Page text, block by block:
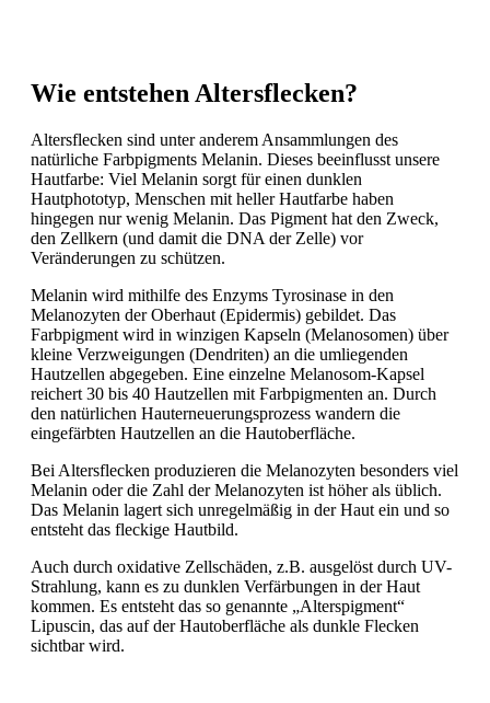
Wie entstehen Altersflecken?
Altersflecken sind unter anderem Ansammlungen des
natürliche Farbpigments Melanin. Dieses beeinflusst unsere
Hautfarbe: Viel Melanin sorgt für einen dunklen
Hautphototyp, Menschen mit heller Hautfarbe haben
hingegen nur wenig Melanin. Das Pigment hat den Zweck,
den Zellkern (und damit die DNA der Zelle) vor
Veränderungen zu schützen.
Melanin wird mithilfe des Enzyms Tyrosinase in den
Melanozyten der Oberhaut (Epidermis) gebildet. Das
Farbpigment wird in winzigen Kapseln (Melanosomen) über
kleine Verzweigungen (Dendriten) an die umliegenden
Hautzellen abgegeben. Eine einzelne Melanosom-Kapsel
reichert 30 bis 40 Hautzellen mit Farbpigmenten an. Durch
den natürlichen Hauterneuerungsprozess wandern die
eingefärbten Hautzellen an die Hautoberfläche.
Bei Altersflecken produzieren die Melanozyten besonders viel
Melanin oder die Zahl der Melanozyten ist höher als üblich.
Das Melanin lagert sich unregelmäßig in der Haut ein und so
entsteht das fleckige Hautbild.
Auch durch oxidative Zellschäden, z.B. ausgelöst durch UV-
Strahlung, kann es zu dunklen Verfärbungen in der Haut
kommen. Es entsteht das so genannte „Alterspigment“
Lipuscin, das auf der Hautoberfläche als dunkle Flecken
sichtbar wird.